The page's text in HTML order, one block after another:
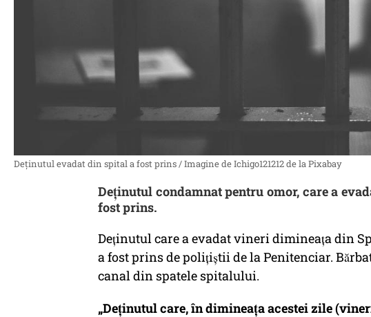
Deținutul evadat din spital a fost prins / Imagine de Ichigo121212 de la Pixabay
Deținutul condamnat pentru omor, care a
fost prins.
Deținutul care a evadat vineri dimineața din
a fost prins de polițiștii de la Penitenciar.
canal din spatele spitalului.
„Deținutul care, în dimineața acestei zile